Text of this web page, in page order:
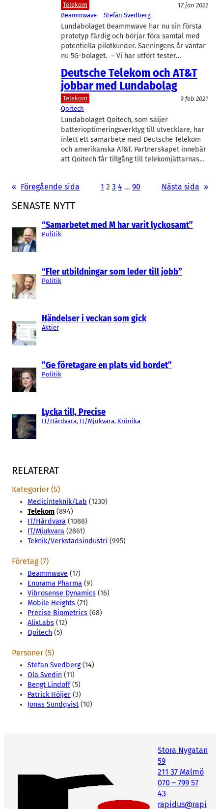
SENASTE NYTT
“Samarbetet med M har varit lyckosamt”
Politik
“Fler utbildningar som leder till jobb”
Politik
Händelser i veckan som gick
Aktier
”Ge företagare en plats vid bordet”
Politik
Lycka till, Precise
IT/Hårdvara, IT/Mjukvara, Krönika
Telekom
17 jan 2022
Beammwave
Stefan Svedberg
Lundabolaget Beammwave har nu sin första
prototyp färdig och börjar föra samtal med
potentiella pilotkunder. Sanningens år väntar
nu 5G-bolaget. – Vi har utfört tester…
Deutsche Telekom och AT&T
jobbar med Lundabolag
Telekom
9 feb 2021
Qoitech
Lundabolaget Qoitech, som säljer
batterioptimeringsverktyg till utvecklare, har
inlett ett samarbete med Deutsche Telekom
och amerikanska AT&T. Partnerskapet innebär
att Qoitech får tillgång till telekomjättarnas…
« Föregående sida 1 2 3 4 … 90 Nästa sida »
RELATERAT
Kategorier (5)
Medicinteknik/Lab (1230)
Telekom (894)
IT/Hårdvara (1088)
IT/Mjukvara (2861)
Teknik/Verkstadsindustri (995)
Företag (7)
Beammwave (17)
Enorama Pharma (9)
Vibrosense Dynamics (16)
Mobile Heights (71)
Precise Biometrics (68)
AlixLabs (12)
Qoitech (5)
Personer (5)
Stefan Svedberg(14)
Ola Svedin (11)
Bengt Lindoff(5)
Patrick Höijer (3)
Jonas Sundqvist (10)
Stora Nygatan
59
211 37 Malmö
070 – 799 57
43
rapidus@rapi